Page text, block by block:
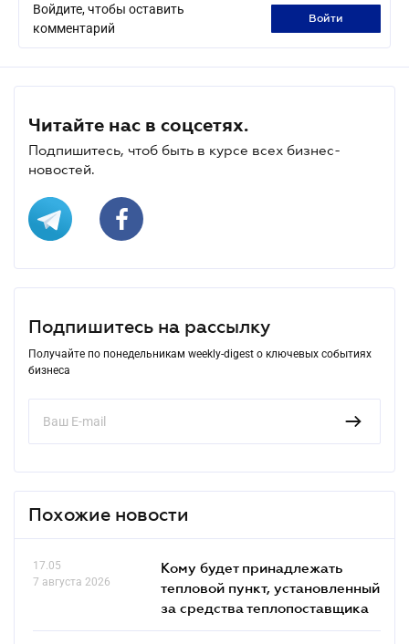
Войдите, чтобы оставить
комментарий
войти
Читайте нас в соцсетях.
Подпишитесь, чтоб быть в курсе всех бизнес-
новостей.
Подпишитесь на рассылку
Получайте по понедельникам weekly-digest о ключевых событиях
бизнеса
Похожие новости
17.05
7 августа 2026
Кому будет принадлежать
тепловой пункт, установленный
за средства теплопоставщика